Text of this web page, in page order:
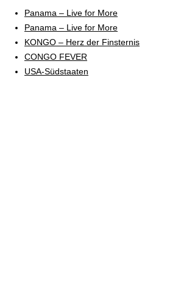
Panama – Live for More
Panama – Live for More
KONGO – Herz der Finsternis
CONGO FEVER
USA-Südstaaten